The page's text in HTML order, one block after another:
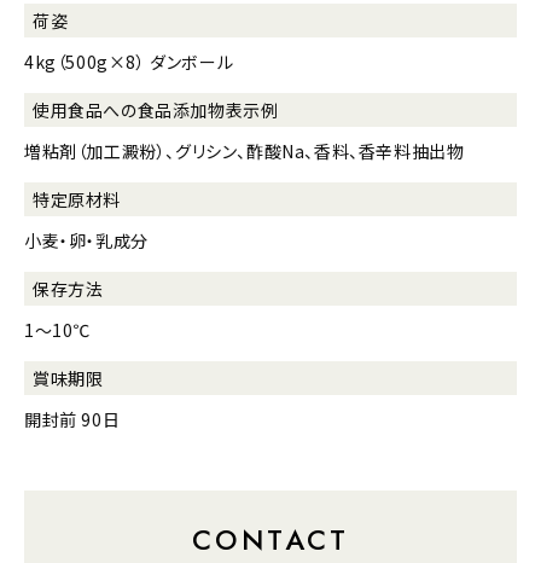
荷姿
4kg（500g×8） ダンボール
使用食品への食品添加物表示例
増粘剤（加工澱粉）、グリシン、酢酸Na、香料、香辛料抽出物
特定原材料
小麦・卵・乳成分
保存方法
1～10℃
賞味期限
開封前 90日
CONTACT